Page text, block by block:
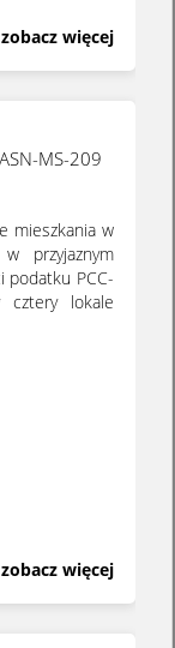
zobacz więcej
ASN-MS-209
mieszkania w
przyjaznym
podatku PCC-
lokale
zobacz więcej